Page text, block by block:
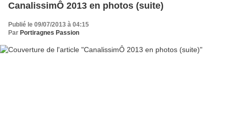
CanalissimÔ 2013 en photos (suite)
Publié le 09/07/2013 à 04:15
Par Portiragnes Passion